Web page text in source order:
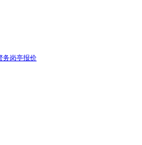
务岗亭报价